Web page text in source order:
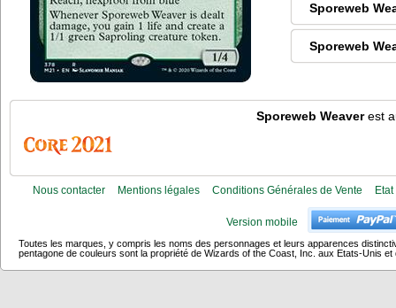
Sporeweb
Sporeweb
Sporeweb Weaverest
Nous contacter Mentions légales Conditions Générales de Vente
Version mobile
Toutes les marques, y compris les noms des personnages et leurs apparences
pentagone de couleurs sont la propriété de Wizards of the Coast, Inc. aux Etats-Unis